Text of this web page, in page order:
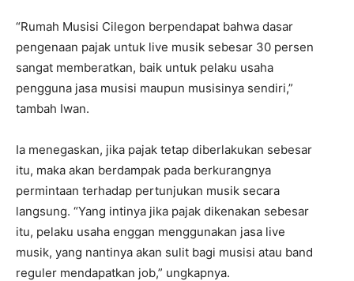
“Rumah Musisi Cilegon berpendapat bahwa dasar
pengenaan pajak untuk live musik sebesar 30 persen
sangat memberatkan, baik untuk pelaku usaha
pengguna jasa musisi maupun musisinya sendiri,”
tambah Iwan.
Ia menegaskan, jika pajak tetap diberlakukan sebesar
itu, maka akan berdampak pada berkurangnya
permintaan terhadap pertunjukan musik secara
langsung. “Yang intinya jika pajak dikenakan sebesar
itu, pelaku usaha enggan menggunakan jasa live
musik, yang nantinya akan sulit bagi musisi atau band
reguler mendapatkan job,” ungkapnya.